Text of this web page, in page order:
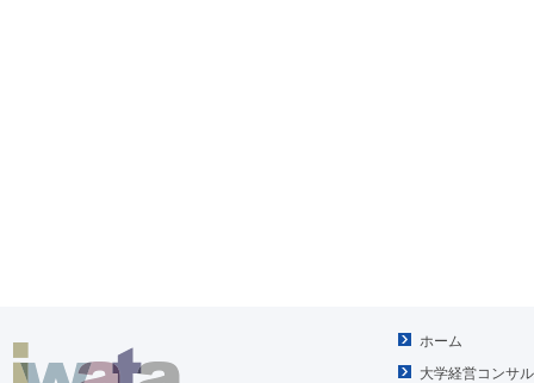
ホーム
大学経営コンサ